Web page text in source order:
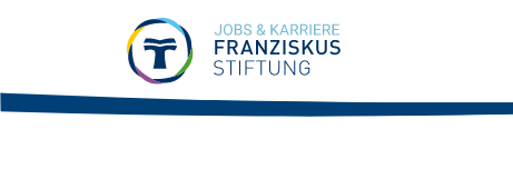
Zum Hauptinhalt springen